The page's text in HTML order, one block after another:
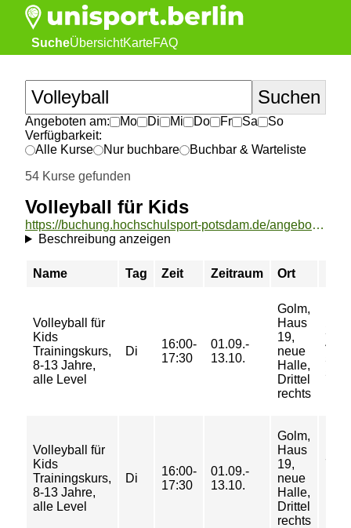
SucheÜbersichtKarteFAQ
Angeboten am: Mo Di Mi Do Fr Sa
So
Verfügbarkeit:
Alle Kurse
Nur buchbare
Buchbar & Warteliste
54 Kurse gefunden
Volleyball für Kids
https://buchung.hochschulsport-potsdam.de/angebote/aktueller_zeitraum/_Volleyball_fuer_Kids.html
Beschreibung anzeigen
Name Tag Zeit Zeitraum Ort
Volleyball für
Kids
Trainingskurs,
8-13 Jahre,
alle Level
Di
16:00-
17:30
01.09.-
13.10.
Golm,
Haus
19,
neue
Halle,
Drittel
rechts
42/
50/
57 €
Volleyball für
Kids
Trainingskurs,
8-13 Jahre,
alle Level
Di
16:00-
17:30
01.09.-
13.10.
Golm,
Haus
19,
neue
Halle,
Drittel
rechts
7/ 9/